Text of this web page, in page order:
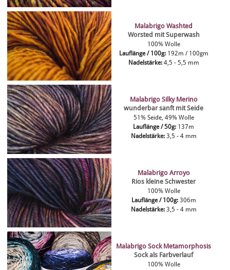
Malabrigo Washted
Worsted mit Superwash
100% Wolle
Lauflänge / 100g: 192m / 100gm
Nadelstärke: 4,5 - 5,5 mm
Malabrigo Silky Merino
wunderbar sanft mit Seide
51% Seide, 49% Wolle
Lauflänge / 50g: 137m
Nadelstärke: 3,5 - 4 mm
Malabrigo Arroyo
Rios kleine Schwester
100% Wolle
Lauflänge / 100g: 306m
Nadelstärke: 3,5 - 4 mm
Malabrigo Sock Metamorphosis
Sock als Farbverlauf
100% Wolle